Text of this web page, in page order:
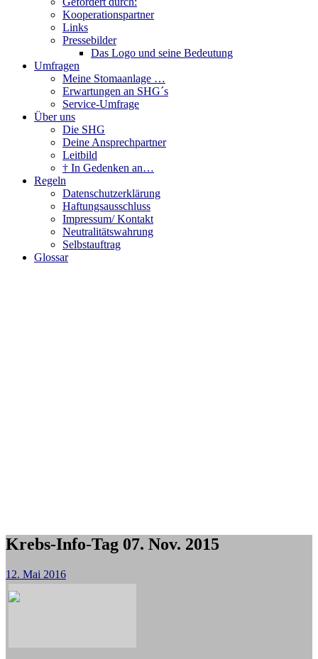
Kooperationspartner
Links
Pressebilder
Das Logo und seine Bedeutung
Umfragen
Meine Stomaanlage …
Erwartungen an SHG´s
Service-Umfrage
Über uns
Die SHG
Deine Ansprechpartner
Leitbild
† In Gedenken an…
Regeln
Datenschutzerklärung
Haftungsausschluss
Impressum/ Kontakt
Neutralitätswahrung
Selbstauftrag
Glossar
Krebs-Info-Tag 07. Nov. 2015
12. Mai 2016